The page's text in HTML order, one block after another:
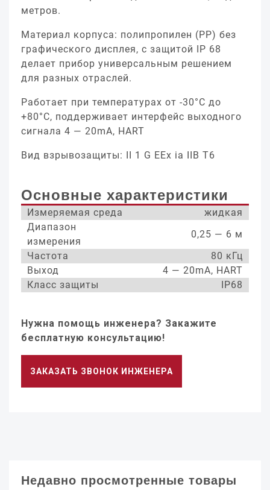
метров.
Материал корпуса: полипропилен (PP) без
графического дисплея, с защитой IP 68
делает прибор универсальным решением
для разных отраслей.
Работает при температурах от -30°С до
+80°С, поддерживает интерфейс выходного
сигнала 4 — 20mA, HART
Вид взрывозащиты: II 1 G EEx ia IIB T6
Основные характеристики
Измеряемая среда
жидкая
Диапазон
измерения
0,25 — 6 м
Частота
80 кГц
Выход
4 — 20mA, HART
Класс защиты
IP68
Нужна помощь инженера? Закажите
бесплатную консультацию!
ЗАКАЗАТЬ ЗВОНОК ИНЖЕНЕРА
Недавно просмотренные товары